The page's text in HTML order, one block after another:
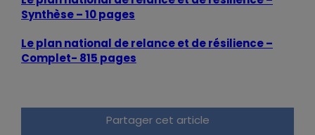
Synthèse – 10 pages
Le plan national de relance et de résilience –
Complet- 815 pages
Partager cet article